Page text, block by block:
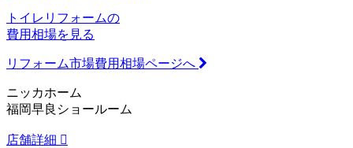
トイレリフォームの
費用相場を見る
リフォーム市場費用相場ページへ
ニッカホーム
福岡早良ショールーム
店舗詳細